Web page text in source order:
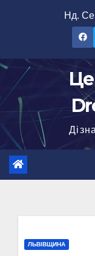
Нд.
Це
ЛЬВІВЩИНА